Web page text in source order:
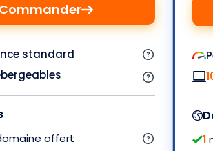
Commander
standard
offert
1